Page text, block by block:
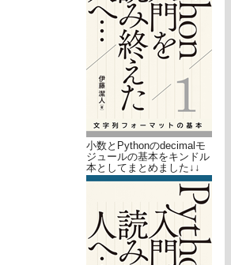
小数とPythonのdecimalモ
ジュールの基本をキンドル
本としてまとめました↓↓